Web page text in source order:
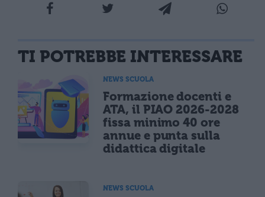
TI POTREBBE INTERESSARE
NEWS SCUOLA
Formazione docenti e
ATA, il PIAO 2026-2028
fissa minimo 40 ore
annue e punta sulla
didattica digitale
NEWS SCUOLA